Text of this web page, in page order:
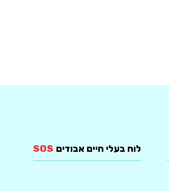
לוח בעלי חיים אבודים SOS